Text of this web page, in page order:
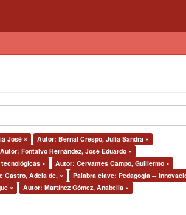
José ×
Autor: Bernal Crespo, Julia Sandra ×
Autor: Fontalvo Hernández, José Eduardo ×
×
Autor: Cervantes Campo, Guillermo ×
Castro, Adela de, ×
Palabra clave: Pedagogía --
× Autor: Martínez Gómez, Anabella ×